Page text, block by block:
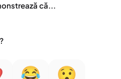
că...